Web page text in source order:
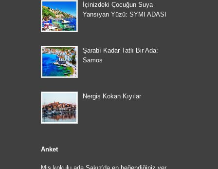
İçinizdeki Çocuğun Suya
Yansıyan Yüzü: SYMI ADASI
Şarabı Kadar Tatlı Bir Ada:
Samos
Nergis Kokan Kıyılar
Anket